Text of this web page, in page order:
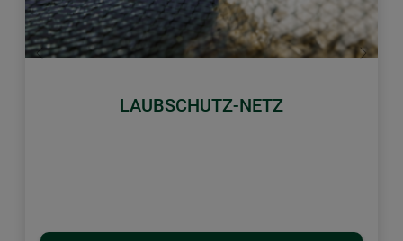
LAUBSCHUTZ-NETZ
Zurück Weiter